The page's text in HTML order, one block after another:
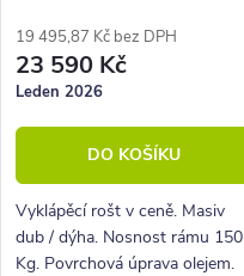
ekokůže
19 495,87 Kč bez DPH
23 590 Kč
Leden 2026
DO KOŠÍKU
Vyklápěcí rošt v ceně. Masiv
dub / dýha. Nosnost rámu 150
Kg. Povrchová úprava olejem.